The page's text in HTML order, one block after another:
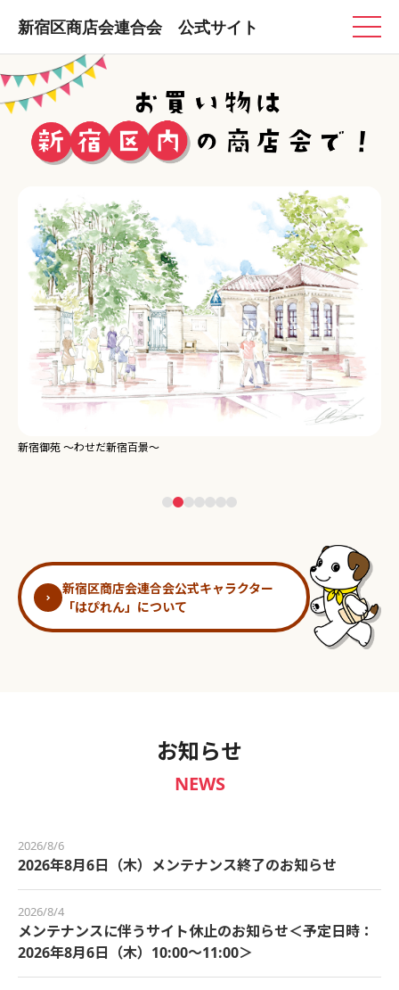
新宿区商店会連合会 公式サイト
新宿御苑 ～わせだ新宿百景～
新宿区商店会連合会公式キャラクター
「はぴれん」について
お知らせ
NEWS
2026/8/6
2026年8月6日（木）メンテナンス終了のお知らせ
2026/8/4
メンテナンスに伴うサイト休止のお知らせ＜予定日時：
2026年8月6日（木）10:00～11:00＞